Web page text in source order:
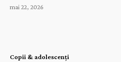
mai 22, 2026
Copii & adolescenți